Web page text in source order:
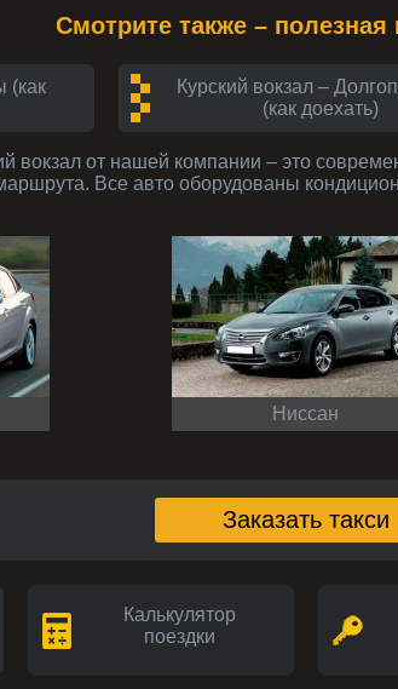
Смотрите также –
(как
Курский вокзал –
(как доехать)
Все авто оборудованы
Ниссан
Заказать такси
Калькулятор
поездки